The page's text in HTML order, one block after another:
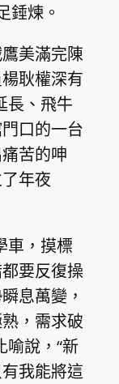
錘煉。
美滿完陳
耿權深有
長、飛牛
口的一台
苦的呻
年夜
車，摸標
要反復操
息萬變，
，需求破
喻說，“新
我能將這